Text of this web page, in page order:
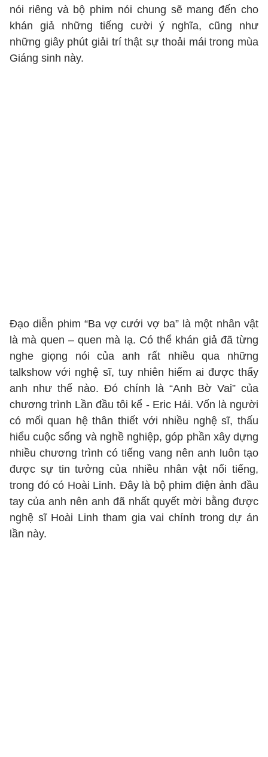
nói riêng và bộ phim nói chung sẽ mang đến cho
khán giả những tiếng cười ý nghĩa, cũng như
những giây phút giải trí thật sự thoải mái trong mùa
Giáng sinh này.
Đạo diễn phim “Ba vợ cưới vợ ba” là một nhân vật
là mà quen – quen mà lạ. Có thể khán giả đã từng
nghe giọng nói của anh rất nhiều qua những
talkshow với nghệ sĩ, tuy nhiên hiếm ai được thấy
anh như thế nào. Đó chính là “Anh Bờ Vai” của
chương trình Lần đầu tôi kể - Eric Hải. Vốn là người
có mối quan hệ thân thiết với nhiều nghệ sĩ, thấu
hiểu cuộc sống và nghề nghiệp, góp phần xây dựng
nhiều chương trình có tiếng vang nên anh luôn tạo
được sự tin tưởng của nhiều nhân vật nổi tiếng,
trong đó có Hoài Linh. Đây là bộ phim điện ảnh đầu
tay của anh nên anh đã nhất quyết mời bằng được
nghệ sĩ Hoài Linh tham gia vai chính trong dự án
lần này.